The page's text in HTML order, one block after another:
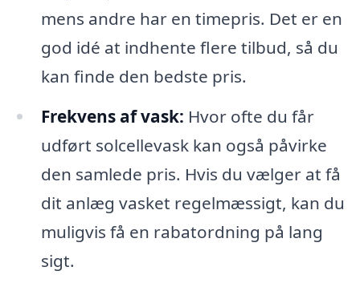
mens andre har en timepris. Det er en
god idé at indhente flere tilbud, så du
kan finde den bedste pris.
Frekvens af vask: Hvor ofte du får
udført solcellevask kan også påvirke
den samlede pris. Hvis du vælger at få
dit anlæg vasket regelmæssigt, kan du
muligvis få en rabatordning på lang
sigt.